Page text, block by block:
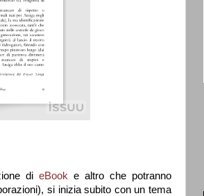
di eBook e altro che potranno
si inizia subito con un tema